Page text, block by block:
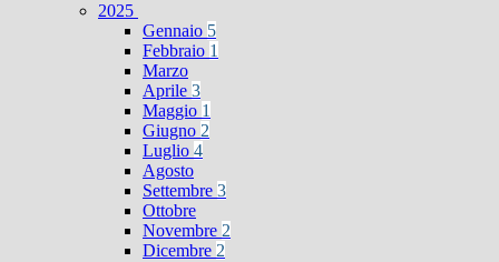
2025
Gennaio 5
Febbraio 1
Marzo
Aprile 3
Maggio 1
Giugno 2
Luglio 4
Agosto
Settembre 3
Ottobre
Novembre 2
Dicembre 2